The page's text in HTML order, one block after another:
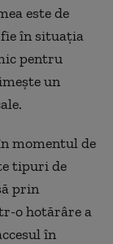
este de
în situația
pentru
un
momentul de
tipuri de
prin
o hotărâre a
în